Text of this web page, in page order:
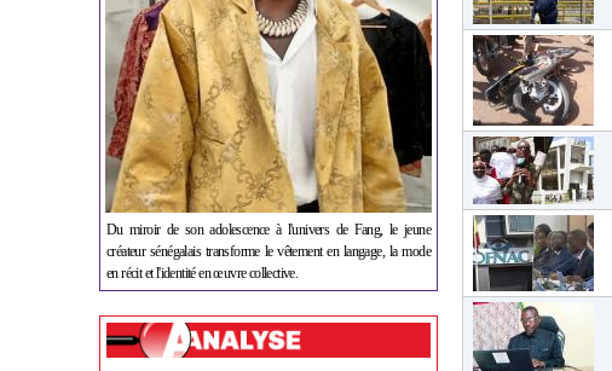
Du miroir de son adolescence à l'univers de Fang, le jeune
créateur sénégalais transforme le vêtement en langage, la mode
en récit et l'identité en œuvre collective.